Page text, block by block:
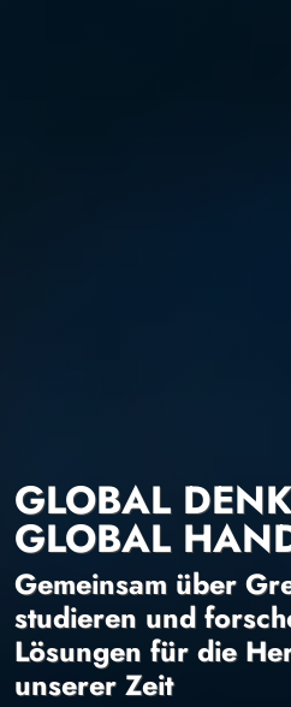
GLOBAL
GLOBAL
Gemeinsam über
studieren und
Lösungen für die
unserer Zeit